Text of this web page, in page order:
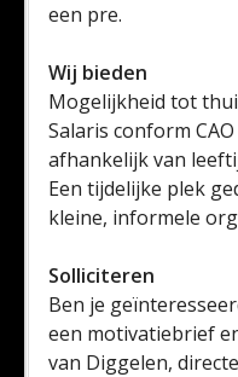
een pre.
Wij bieden
Mogelijkheid tot
Salaris conform
afhankelijk van
Een tijdelijke plek
kleine, informele
Solliciteren
Ben je
een motivatiebrief
van Diggelen,